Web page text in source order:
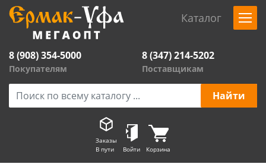
Каталог
8 (908) 354-5000
Покупателям
8 (347) 214-5202
Поставщикам
Заказы
В пути
Войти Корзина